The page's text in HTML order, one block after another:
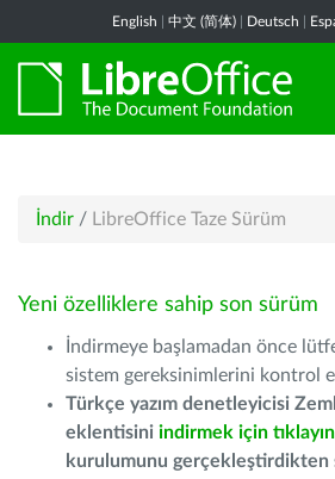
English 中文 (简体) Deutsch
İndir / LibreOffice Taze Sürüm
Yeni özelliklere sahip son sürüm
İndirmeye başlamadan önce
sistem gereksinimlerini kontrol
Türkçe yazım denetleyicisi
eklentisini indirmek için tıklayın
kurulumunu gerçekleştirdikten